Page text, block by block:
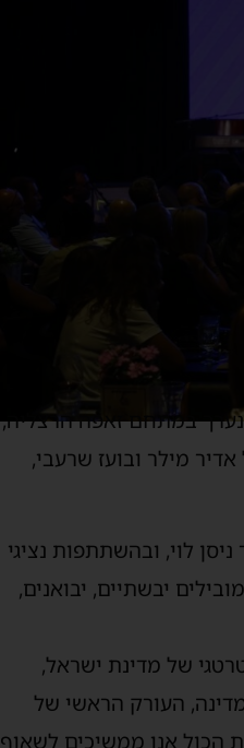
במתחם זאפה הרצליה,
מילר ובועז שרעבי,
לוי, ובהשתתפות נציגי
יבשתיים, יבואנים,
של מדינת ישראל,
העורק הראשי של
הכול אנו ממשיכים לשאוף